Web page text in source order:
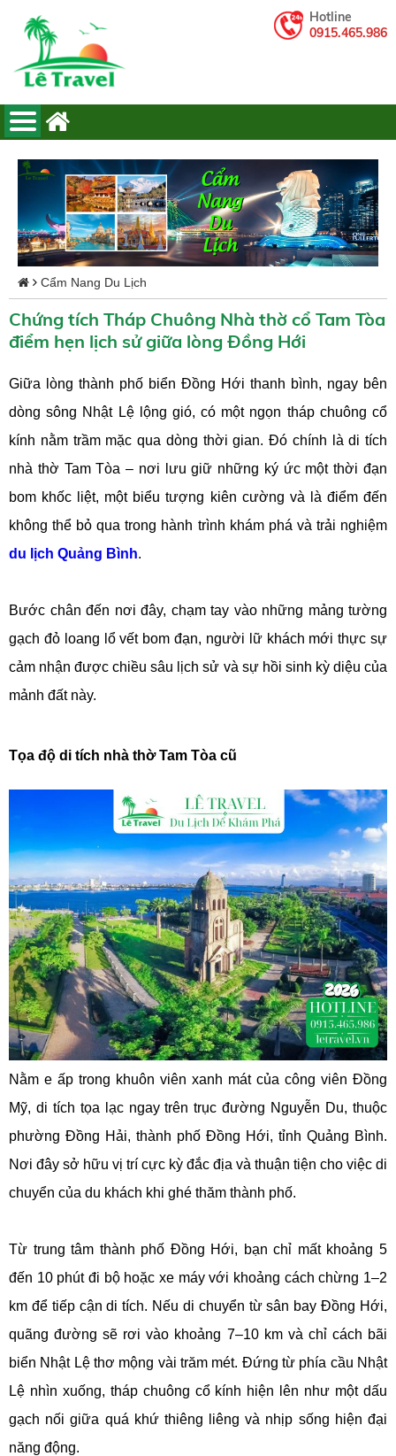
Hotline
0915.465.986
Cẩm Nang Du Lịch
Chứng tích Tháp Chuông Nhà thờ cổ Tam Tòa
điểm hẹn lịch sử giữa lòng Đồng Hới
Giữa lòng thành phố biển Đồng Hới thanh bình, ngay bên
dòng sông Nhật Lệ lộng gió, có một ngọn tháp chuông cổ
kính nằm trầm mặc qua dòng thời gian. Đó chính là di tích
nhà thờ Tam Tòa – nơi lưu giữ những ký ức một thời đạn
bom khốc liệt, một biểu tượng kiên cường và là điểm đến
không thể bỏ qua trong hành trình khám phá và trải nghiệm
du lịch Quảng Bình.
Bước chân đến nơi đây, chạm tay vào những mảng tường
gạch đỏ loang lổ vết bom đạn, người lữ khách mới thực sự
cảm nhận được chiều sâu lịch sử và sự hồi sinh kỳ diệu của
mảnh đất này.
Tọa độ di tích nhà thờ Tam Tòa cũ
Nằm e ấp trong khuôn viên xanh mát của công viên Đồng
Mỹ, di tích tọa lạc ngay trên trục đường Nguyễn Du, thuộc
phường Đồng Hải, thành phố Đồng Hới, tỉnh Quảng Bình.
Nơi đây sở hữu vị trí cực kỳ đắc địa và thuận tiện cho việc di
chuyển của du khách khi ghé thăm thành phố.
Từ trung tâm thành phố Đồng Hới, bạn chỉ mất khoảng 5
đến 10 phút đi bộ hoặc xe máy với khoảng cách chừng 1–2
km để tiếp cận di tích. Nếu di chuyển từ sân bay Đồng Hới,
quãng đường sẽ rơi vào khoảng 7–10 km và chỉ cách bãi
biển Nhật Lệ thơ mộng vài trăm mét. Đứng từ phía cầu Nhật
Lệ nhìn xuống, tháp chuông cổ kính hiện lên như một dấu
gạch nối giữa quá khứ thiêng liêng và nhịp sống hiện đại
năng động.